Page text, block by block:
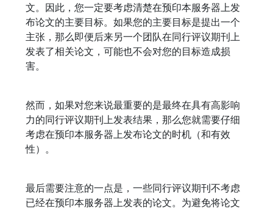
文。因此，您一定要考虑清楚在预印本服务器上发
布论文的主要目标。如果您的主要目标是提出一个
主张，那么即便后来另一个团队在同行评议期刊上
发表了相关论文，可能也不会对您的目标造成损
害。
然而，如果对您来说最重要的是最终在具有高影响
力的同行评议期刊上发表结果，那么您就需要仔细
考虑在预印本服务器上发布论文的时机（和有效
性）。
最后需要注意的一点是，一些同行评议期刊不考虑
已经在预印本服务器上发表的论文。为避免将论文